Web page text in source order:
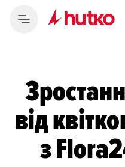
від
з